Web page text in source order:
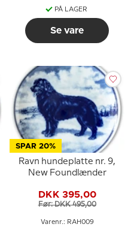
PÅ LAGER
Se vare
SPAR 20%
Ravn hundeplatte nr. 9,
New Foundlænder
DKK 395,00
Før: DKK 495,00
Varenr.: RAH009